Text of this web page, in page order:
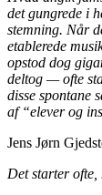
det gungrede i
stemning. Når
etablerede
opstod dog
deltog — ofte
disse spontane
af “elever og
Jens Jørn
Det starter